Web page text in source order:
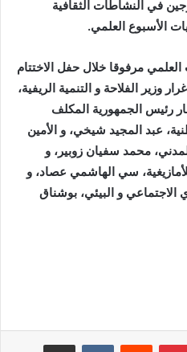
في النشاطات الثقافية
الأسبوع العلمي.
العلمي مرفوقا خلال حفل الاختتام
وزير الفلاحة و التنمية الريفية،
رئيس الجمهورية المكلف
عبد المجيد شيخي، و الأمين
محمد سفيان زوبير، و
سي الهاشمي عصاد، و
و البيئي، بوشناق
بينتيريست